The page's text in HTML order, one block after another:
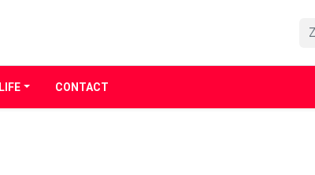
LIFE CONTACT